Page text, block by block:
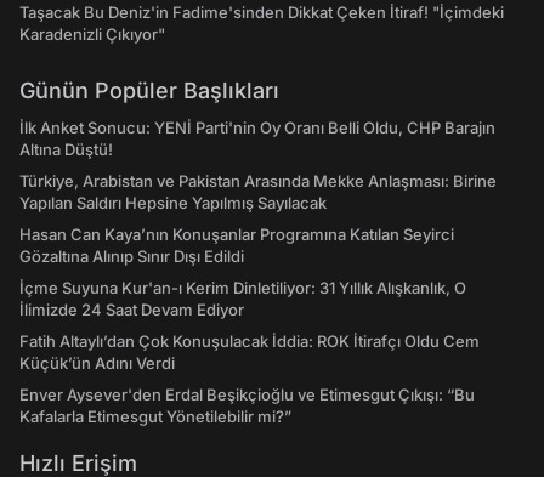
Taşacak Bu Deniz'in Fadime'sinden Dikkat Çeken İtiraf! "İçimdeki
Karadenizli Çıkıyor"
Günün Popüler Başlıkları
İlk Anket Sonucu: YENİ Parti'nin Oy Oranı Belli Oldu, CHP Barajın
Altına Düştü!
Türkiye, Arabistan ve Pakistan Arasında Mekke Anlaşması: Birine
Yapılan Saldırı Hepsine Yapılmış Sayılacak
Hasan Can Kaya’nın Konuşanlar Programına Katılan Seyirci
Gözaltına Alınıp Sınır Dışı Edildi
İçme Suyuna Kur'an-ı Kerim Dinletiliyor: 31 Yıllık Alışkanlık, O
İlimizde 24 Saat Devam Ediyor
Fatih Altaylı’dan Çok Konuşulacak İddia: ROK İtirafçı Oldu Cem
Küçük’ün Adını Verdi
Enver Aysever'den Erdal Beşikçioğlu ve Etimesgut Çıkışı: “Bu
Kafalarla Etimesgut Yönetilebilir mi?”
Hızlı Erişim